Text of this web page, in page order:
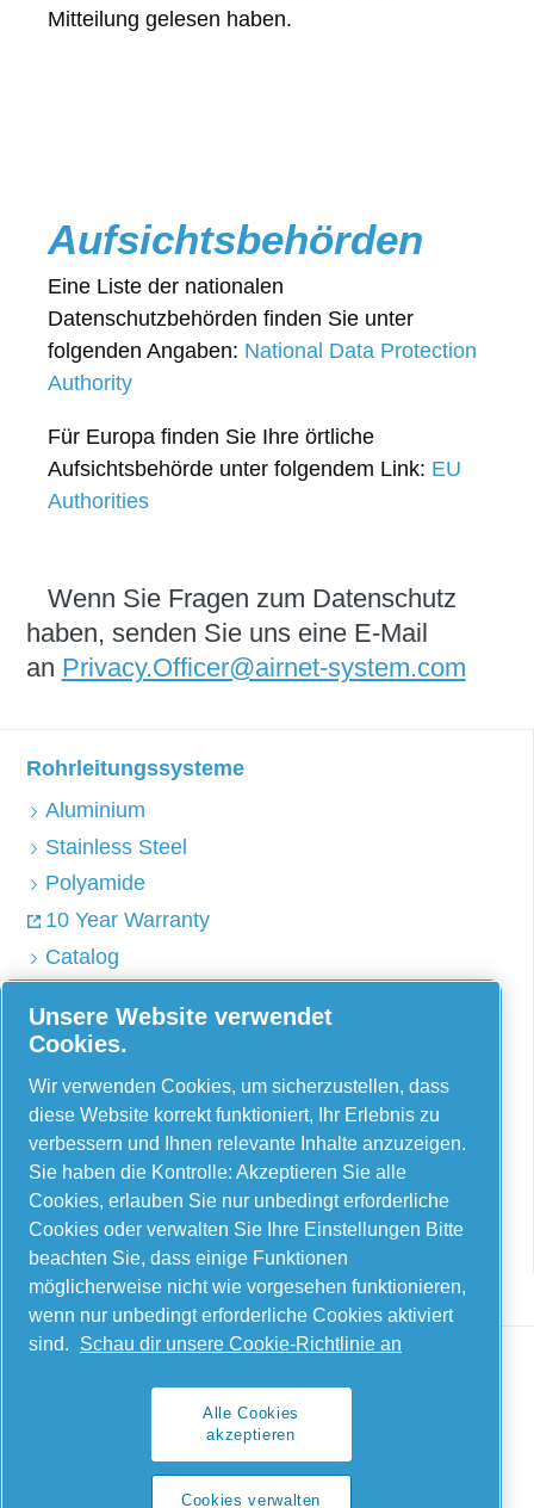
Mitteilung gelesen haben.
Aufsichtsbehörden
Eine Liste der nationalen
Datenschutzbehörden finden Sie unter
folgenden Angaben: National Data Protection
Authority
Für Europa finden Sie Ihre örtliche
Aufsichtsbehörde unter folgendem Link: EU
Authorities
Wenn Sie Fragen zum Datenschutz
haben, senden Sie uns eine E-Mail
an Privacy.Officer@airnet-system.com
Rohrleitungssysteme
Aluminium
Stainless Steel
Polyamide
10 Year Warranty
Catalog
Via Selva Maiolo, 5/7 – 36075, Montecchio
Maggiore, Vicenza, Italien
Contact us
Legal & Privacy Notices
Cookies verwalten
Unsere Website verwendet
Cookies.
Wir verwenden Cookies, um sicherzustellen, dass
diese Website korrekt funktioniert, Ihr Erlebnis zu
verbessern und Ihnen relevante Inhalte anzuzeigen.
Sie haben die Kontrolle: Akzeptieren Sie alle
Cookies, erlauben Sie nur unbedingt erforderliche
Cookies oder verwalten Sie Ihre Einstellungen Bitte
beachten Sie, dass einige Funktionen
möglicherweise nicht wie vorgesehen funktionieren,
wenn nur unbedingt erforderliche Cookies aktiviert
sind.
Schau dir unsere Cookie-Richtlinie an
Alle Cookies
akzeptieren
Cookies verwalten